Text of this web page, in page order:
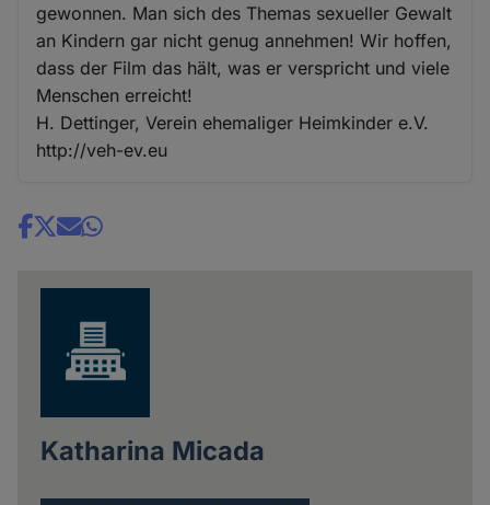
gewonnen. Man sich des Themas sexueller Gewalt
an Kindern gar nicht genug annehmen! Wir hoffen,
dass der Film das hält, was er verspricht und viele
Menschen erreicht!
H. Dettinger, Verein ehemaliger Heimkinder e.V.
http://veh-ev.eu
Share
Katharina Micada